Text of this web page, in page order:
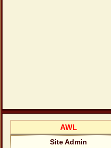
AWL
Site Admin